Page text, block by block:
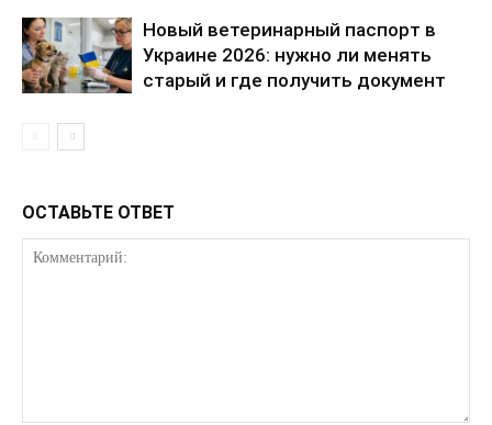
Новый ветеринарный паспорт в
Украине 2026: нужно ли менять
старый и где получить документ
ОСТАВЬТЕ ОТВЕТ